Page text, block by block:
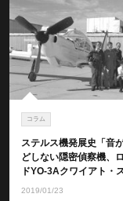
コラム
ステルス機発展史「音
どしない隠密偵察機、
ドYO-3Aクワイアト・
2019/01/23